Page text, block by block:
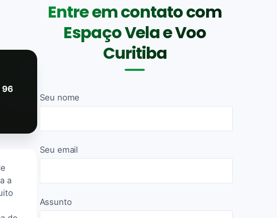
96
a
Entre em contato com
Espaço Vela e Voo
Curitiba
Seu nome
Seu email
Assunto